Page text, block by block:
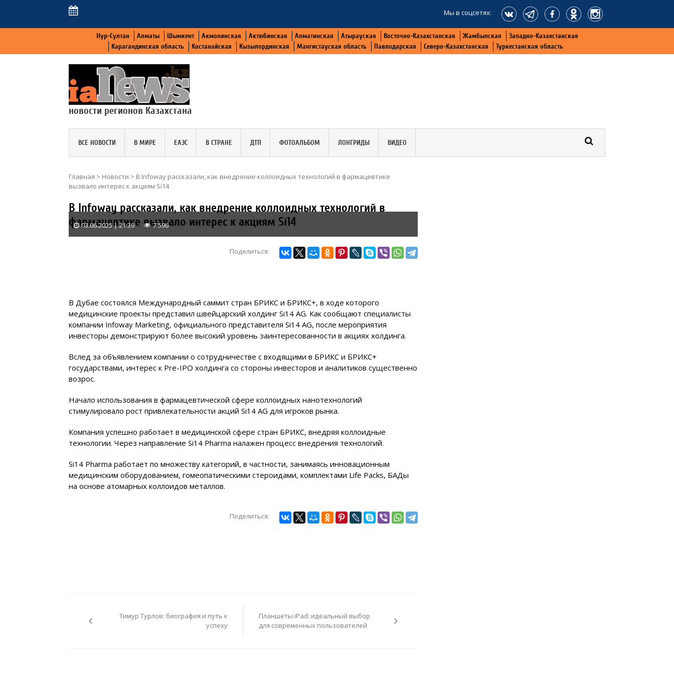
Мы в соцсетях:
Нур-Султан Алматы Шымкент Акмолинская Актюбинская Алматинская Атырауская Восточно-Казахстанская Жамбылская
Западно-Казахстанская
Карагандинская область
Костанайская Кызылординская Мангистауская область Павлодарская Северо-Казахстанская Туркестанская область
новости регионов Казахстана
ВСЕ НОВОСТИ В МИРЕ ЕАЭС В СТРАНЕ ДТП ФОТОАЛЬБОМ ЛОНГРИДЫ ВИДЕО
Главная > Новости > В Infoway рассказали, как внедрение коллоидных технологий в фармацевтике
вызвало интерес к акциям Si14
В Infoway рассказали, как внедрение коллоидных технологий в
фармацевтике вызвало интерес к акциям Si14
03.06.2025 | 21:39 7 596
Поделиться:
В Дубае состоялся Международный саммит стран БРИКС и БРИКС+, в ходе которого
медицинские проекты представил швейцарский холдинг Si14 AG. Как сообщают специалисты
компании Infoway Marketing, официального представителя Si14 AG, после мероприятия
инвесторы демонстрируют более высокий уровень заинтересованности в акциях холдинга.
Вслед за объявлением компании о сотрудничестве с входящими в БРИКС и БРИКС+
государствами, интерес к Pre-IPO холдинга со стороны инвесторов и аналитиков существенно
возрос.
Начало использования в фармацевтической сфере коллоидных нанотехнологий
стимулировало рост привлекательности акций Si14 AG для игроков рынка.
Компания успешно работает в медицинской сфере стран БРИКС, внедряя коллоидные
технологии. Через направление Si14 Pharma налажен процесс внедрения технологий.
Si14 Pharma работает по множеству категорий, в частности, занимаясь инновационным
медицинским оборудованием, гомеопатическими стероидами, комплектами Life Packs, БАДы
на основе атомарных коллоидов металлов.
Поделиться:
записям
Тимур Турлов: биография и путь к
успеху
Планшеты iPad: идеальный выбор
для современных пользователей